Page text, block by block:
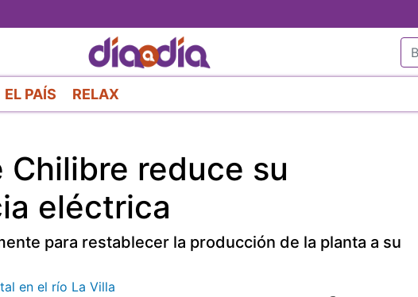
al
contenido
principal
EL PAÍS RELAX
reduce su
eléctrica
para restablecer la producción de la planta a su
en el río La Villa